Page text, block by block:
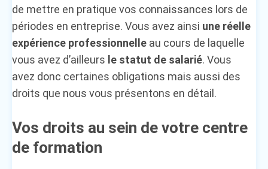
de mettre en pratique vos connaissances lors de
périodes en entreprise. Vous avez ainsi une réelle
expérience professionnelle au cours de laquelle
vous avez d’ailleurs le statut de salarié. Vous
avez donc certaines obligations mais aussi des
droits que nous vous présentons en détail.
Vos droits au sein de votre centre
de formation